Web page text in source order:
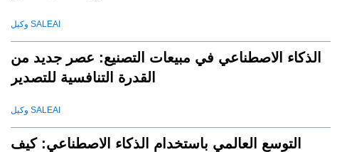
وكيل SALEAI
الذكاء الاصطناعي في مبيعات التصنيع: عصر جديد من
القدرة التنافسية للتصدير
وكيل SALEAI
التوسع العالمي باستخدام الذكاء الاصطناعي: كيف